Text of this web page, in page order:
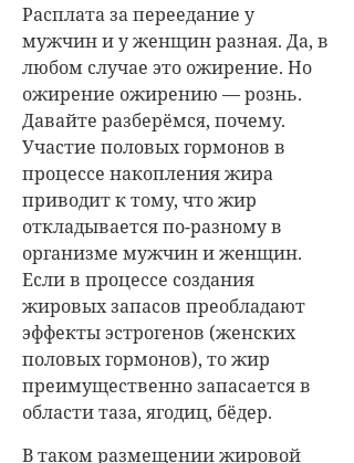
Расплата за переедание у
мужчин и у женщин разная. Да, в
любом случае это ожирение. Но
ожирение ожирению — рознь.
Давайте разберёмся, почему.
Участие половых гормонов в
процессе накопления жира
приводит к тому, что жир
откладывается по-разному в
организме мужчин и женщин.
Если в процессе создания
жировых запасов преобладают
эффекты эстрогенов (женских
половых гормонов), то жир
преимущественно запасается в
области таза, ягодиц, бёдер.
В таком размещении жировой